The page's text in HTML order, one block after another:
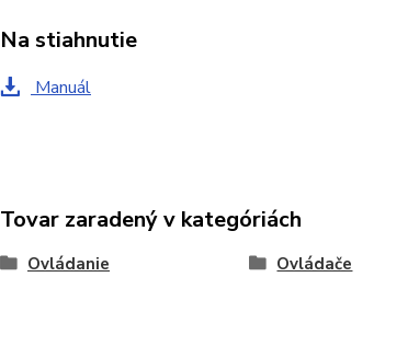
Na stiahnutie
Manuál
Tovar zaradený v kategóriách
Ovládanie Ovládače